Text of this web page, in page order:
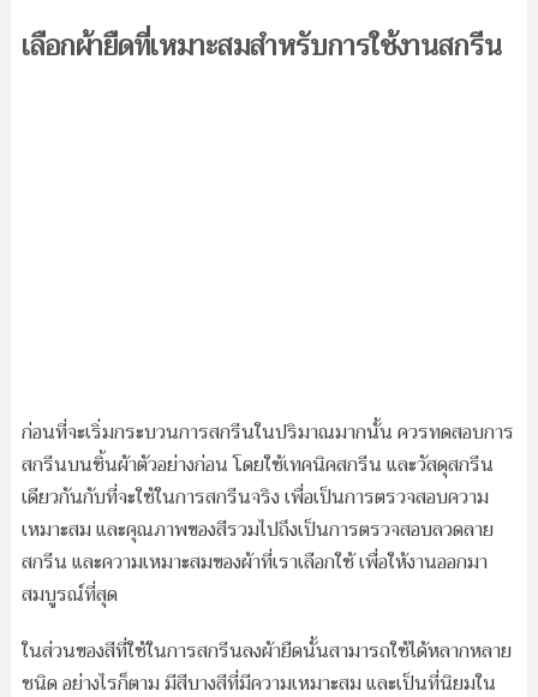
เลือกผ้ายืดที่เหมาะสมสำหรับการใช้งานสกรีน
ก่อนที่จะเริ่มกระบวนการสกรีนในปริมาณมากนั้น ควรทดสอบการ
สกรีนบนชิ้นผ้าตัวอย่างก่อน โดยใช้เทคนิคสกรีน และวัสดุสกรีน
เดียวกันกับที่จะใช้ในการสกรีนจริง เพื่อเป็นการตรวจสอบความ
เหมาะสม และคุณภาพของสีรวมไปถึงเป็นการตรวจสอบลวดลาย
สกรีน และความเหมาะสมของผ้าที่เราเลือกใช้ เพื่อให้งานออกมา
สมบูรณ์ที่สุด
ในส่วนของสีที่ใช้ในการสกรีนลงผ้ายืดนั้นสามารถใช้ได้หลากหลาย
ชนิด อย่างไรก็ตาม มีสีบางสีที่มีความเหมาะสม และเป็นที่นิยมใน